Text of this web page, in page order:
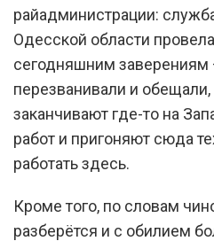
райадминистрации:
Одесской области
сегодняшним заверениям
перезванивали и
заканчивают где-то на
работ и пригоняют сюда
работать здесь.
Кроме того, по словам
разберётся и с обилием